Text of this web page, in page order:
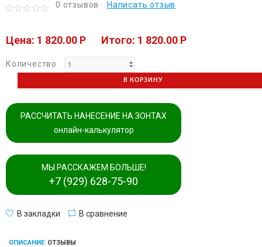
0 отзывов Написать отзыв
Цена: 1 820.00 P Итого: 1 820.00 P
Количество
В КОРЗИНУ
РАССЧИТАТЬ НАНЕСЕНИЕ НА ЗОНТАХ
онлайн-калькулятор
МЫ РАССКАЖЕМ БОЛЬШЕ!
+7 (929) 628-75-90
В закладки В сравнение
ОПИСАНИЕ ОТЗЫВЫ